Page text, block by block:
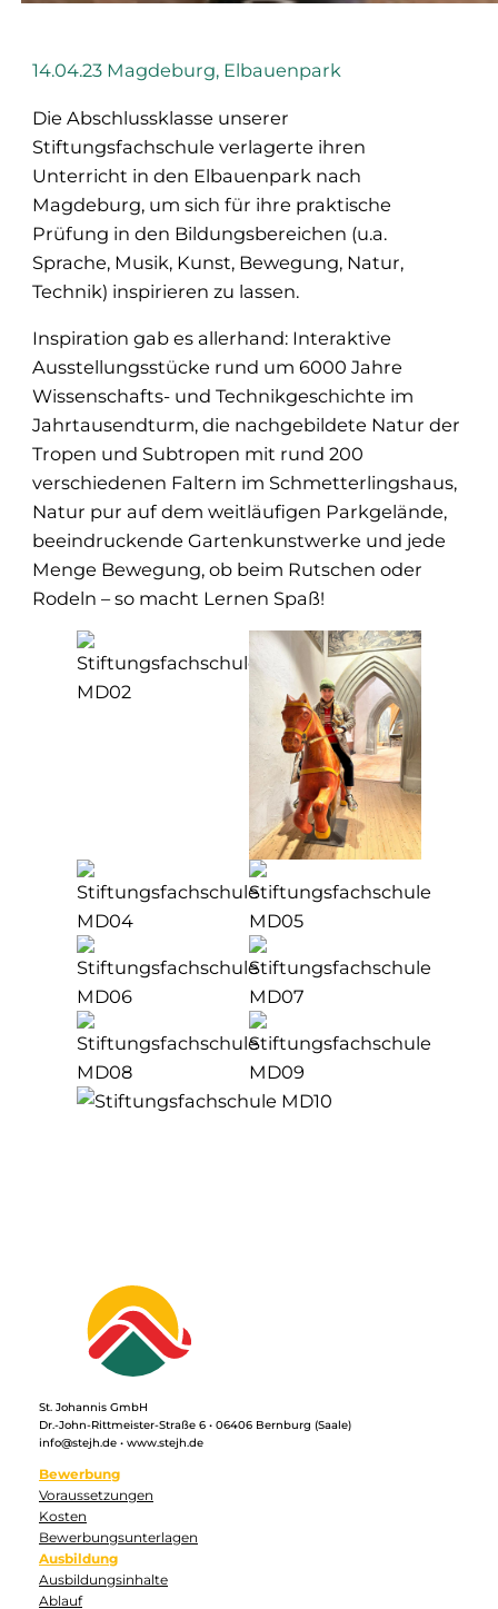
14.04.23 Magdeburg, Elbauenpark
Die Abschlussklasse unserer
Stiftungsfachschule verlagerte ihren
Unterricht in den Elbauenpark nach
Magdeburg, um sich für ihre praktische
Prüfung in den Bildungsbereichen (u.a.
Sprache, Musik, Kunst, Bewegung, Natur,
Technik) inspirieren zu lassen.
Inspiration gab es allerhand: Interaktive
Ausstellungsstücke rund um 6000 Jahre
Wissenschafts- und Technikgeschichte im
Jahrtausendturm, die nachgebildete Natur der
Tropen und Subtropen mit rund 200
verschiedenen Faltern im Schmetterlingshaus,
Natur pur auf dem weitläufigen Parkgelände,
beeindruckende Gartenkunstwerke und jede
Menge Bewegung, ob beim Rutschen oder
Rodeln – so macht Lernen Spaß!
St. Johannis GmbH
Dr.-John-Rittmeister-Straße 6 • 06406 Bernburg (Saale)
info@stejh.de • www.stejh.de
Bewerbung
Voraussetzungen
Kosten
Bewerbungsunterlagen
Ausbildung
Ausbildungsinhalte
Ablauf